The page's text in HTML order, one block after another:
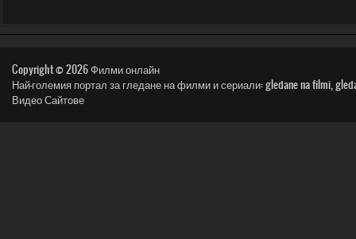
Copyright © 2026Филми онлайн
Най-големия портал за гледане на филми и сериали: gledane na filmi,
Видео Сайтове